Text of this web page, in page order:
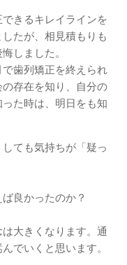
きるキレイラインを
たが、相見積もりも
しました。
歯列矯正を終えられ
存在を知り、自分の
た時は、明日をも知
ても気持ちが「疑っ
良かったのか？
大きくなります。通
でいくと思います。